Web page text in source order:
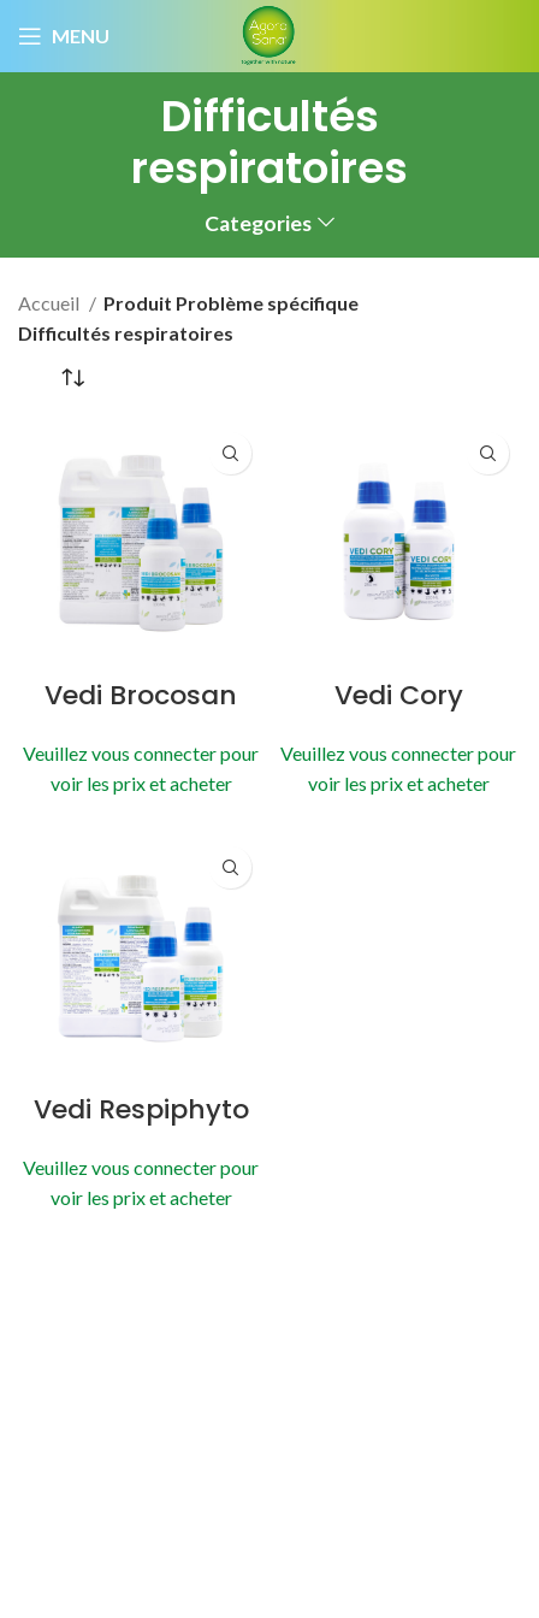
MENU
Difficultés
respiratoires
Categories
Accueil
Produit Problème spécifique
Difficultés respiratoires
Vedi Brocosan
Veuillez vous connecter pour
voir les prix et acheter
Vedi Cory
Veuillez vous connecter pour
voir les prix et acheter
Vedi Respiphyto
Veuillez vous connecter pour
voir les prix et acheter